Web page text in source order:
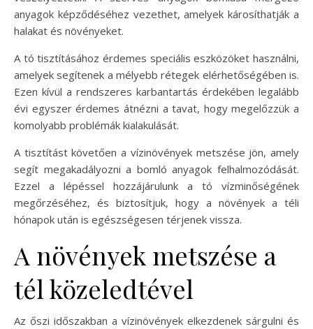
anyagok képződéséhez vezethet, amelyek károsíthatják a
halakat és növényeket.
A tó tisztításához érdemes speciális eszközöket használni,
amelyek segítenek a mélyebb rétegek elérhetőségében is.
Ezen kívül a rendszeres karbantartás érdekében legalább
évi egyszer érdemes átnézni a tavat, hogy megelőzzük a
komolyabb problémák kialakulását.
A tisztítást követően a vízinövények metszése jön, amely
segít megakadályozni a bomló anyagok felhalmozódását.
Ezzel a lépéssel hozzájárulunk a tó vízminőségének
megőrzéséhez, és biztosítjuk, hogy a növények a téli
hónapok után is egészségesen térjenek vissza.
A növények metszése a
tél közeledtével
Az őszi időszakban a vízinövények elkezdenek sárgulni és